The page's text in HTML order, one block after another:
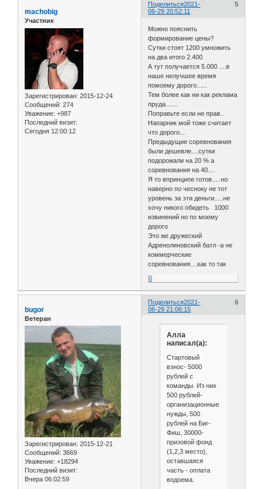
Поделиться 5
2021-
06-29 20:52:11
machobig
Участник
Зарегистрирован: 2015-12-24
Сообщений: 274
Уважение: +987
Последний визит:
Сегодня 12:00:12
Можно пояснить
формирование цены?
Сутки стоят 1200 умножить
на два итого 2.400
А тут получается 5.000 ....в
наше нелучшее время
помоему дорого......
Тем более как ни как реклама
пруда.......
Поправьте если не прав..
Напарник мой тоже считает
что дорого...
Предыдущие соревнования
были дешевле....сутки
подорожали на 20 % а
соревнования на 40....
Я то впринципе готов.....но
наверно по чесноку не тот
уровень за эти деньги.....не
хочу никого обидеть 1000
извинений но по моему
дорого
Это же дружеский
Адренолиновский батл -а не
коммерческие
соревнования....как то так
0
Поделиться 6
2021-
06-29 21:06:15
bugor
Ветеран
Зарегистрирован: 2015-12-21
Сообщений: 3669
Уважение: +18294
Последний визит:
Вчера 06:02:59
Алла
написал(а):
Стартовый
взнос- 5000
рублей с
команды. Из них
500 рублей-
организационные
нужды, 500
рублей на Биг-
Фиш, 30000-
призовой фонд
(1,2,3 место),
оставшаяся
часть - оплата
водоема.